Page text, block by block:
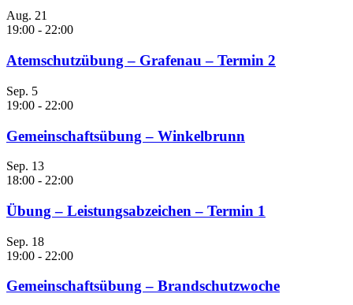
Aug. 21
19:00 - 22:00
Atemschutzübung – Grafenau – Termin 2
Sep. 5
19:00 - 22:00
Gemeinschaftsübung – Winkelbrunn
Sep. 13
18:00 - 22:00
Übung – Leistungsabzeichen – Termin 1
Sep. 18
19:00 - 22:00
Gemeinschaftsübung – Brandschutzwoche